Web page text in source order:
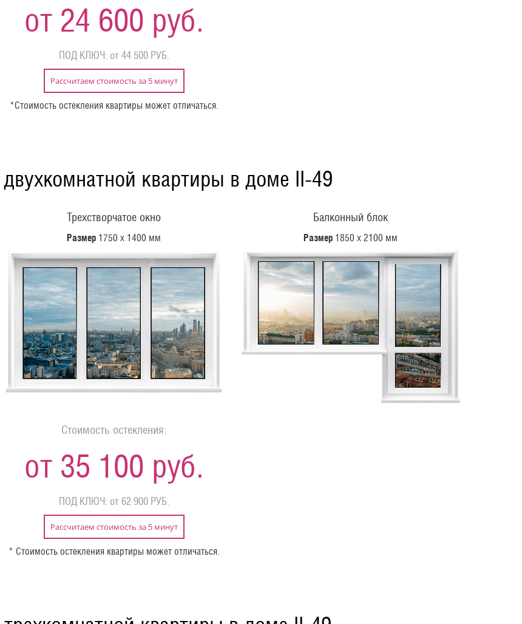
от 24 600 руб.
ПОД КЛЮЧ: от 44 500 РУБ.
Рассчитаем стоимость за 5 минут
*Стоимость остекления квартиры может отличаться.
квартиры в доме II-49
Трехстворчатое окно
Размер 1750 х 1400 мм
Балконный блок
Размер 1850 х 2100 мм
Стоимость остекления:
от 35 100 руб.
ПОД КЛЮЧ: от 62 900 РУБ.
Рассчитаем стоимость за 5 минут
* Стоимость остекления квартиры может отличаться.